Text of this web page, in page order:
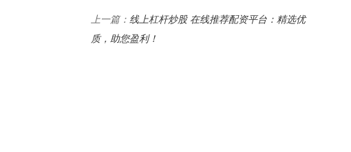
上一篇： 线上杠杆炒股 在线推荐配资平台：精选优
质，助您盈利！